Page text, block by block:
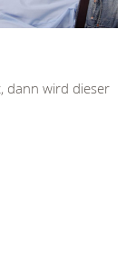
dann wird dieser